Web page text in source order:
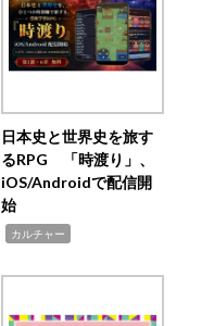
日本史と世界史を旅す
るRPG 「時渡り」、
iOS/Androidで配信開
始
カルチャー